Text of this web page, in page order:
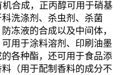
合成，正丙醇可用于硝基
洗涤剂、杀虫剂、杀菌
冻液的合成以及中间体，
用于涂料溶剂、印刷油墨
各种酯，还可用于食品添
（用于配制香料的成分不